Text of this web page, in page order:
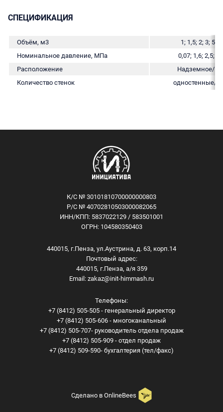
СПЕЦИФИКАЦИЯ
Объём, м3
1; 1,5; 2; 3; 5;
Номинальное давление, МПа
0,07; 1,6; 2,5;
Расположение
Надземное/
Количество стенок
одностенные/
К/С № 30101810700000000803
Р/С № 40702810503000082065
ИНН/КПП: 5837022129 / 583501001
ОГРН: 104580350403
440015, г.Пенза, ул.Аустрина, д. 63, корп.14
Почтовый адрес:
440015, г.Пенза, а/я 359
Email: zakaz@init-himmash.ru
Телефоны:
+7 (8412) 505-505 - генеральный директор
+7 (8412) 505-606 - многоканальный
+7 (8412) 505-707- руководитель отдела продаж
+7 (8412) 505-909 - отдел продаж
+7 (8412) 509-590- бухгалтерия (тел/факс)
Сделано в OnlineBees